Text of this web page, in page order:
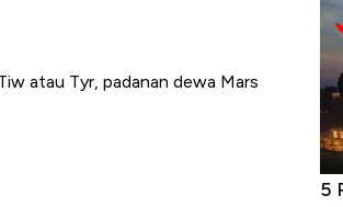
atau Tyr, padanan dewa Mars
5